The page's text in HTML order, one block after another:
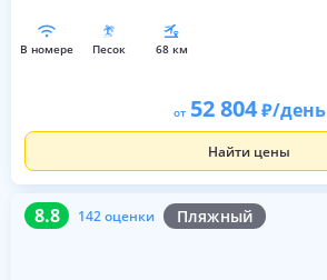
в номере песок 68 км
от 52 804 /день
Найти цены
8.8 142 оценки Пляжный
8.8 142 оценки